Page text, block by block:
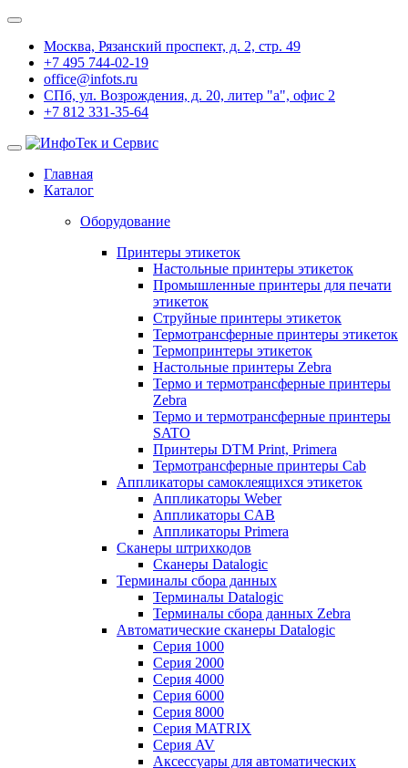
Москва, Рязанский проспект, д. 2, стр. 49
+7 495 744-02-19
office@infots.ru
СПб, ул. Возрождения, д. 20, литер "a", офис 2
+7 812 331-35-64
Главная
Каталог
Оборудование
Принтеры этикеток
Настольные принтеры этикеток
Промышленные принтеры для печати
этикеток
Струйные принтеры этикеток
Термотрансферные принтеры этикеток
Термопринтеры этикеток
Настольные принтеры Zebra
Термо и термотрансферные принтеры
Zebra
Термо и термотрансферные принтеры
SATO
Принтеры DTM Print, Primera
Термотрансферные принтеры Cab
Аппликаторы самоклеящихся этикеток
Аппликаторы Weber
Аппликаторы CAB
Аппликаторы Primera
Сканеры штрихкодов
Сканеры Datalogic
Терминалы сбора данных
Терминалы Datalogic
Терминалы сбора данных Zebra
Автоматические сканеры Datalogic
Серия 1000
Серия 2000
Серия 4000
Серия 6000
Серия 8000
Серия MATRIX
Серия AV
Аксессуары для автоматических